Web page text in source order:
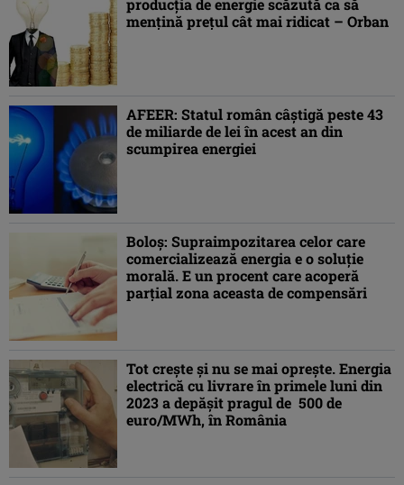
producţia de energie scăzută ca să
menţină preţul cât mai ridicat – Orban
AFEER: Statul român câştigă peste 43
de miliarde de lei în acest an din
scumpirea energiei
Boloş: Supraimpozitarea celor care
comercializează energia e o soluţie
morală. E un procent care acoperă
parţial zona aceasta de compensări
Tot crește și nu se mai oprește. Energia
electrică cu livrare în primele luni din
2023 a depășit pragul de 500 de
euro/MWh, în România